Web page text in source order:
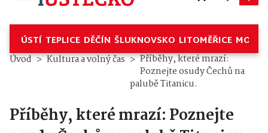
ÚSTÍ TEPLICE DĚČÍN ŠLUKNOVSKO LITOMĚŘICE
Úvod Kultura a volný čas
Příběhy, které mrazí:
Poznejte osudy Čechů na
palubě Titanicu.
Příběhy, které mrazí: Poznejte